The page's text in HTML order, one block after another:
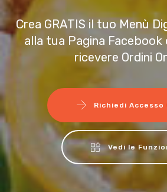
Crea GRATIS il tuo Menù
alla tua Pagina Facebook
ricevere Ordini
Richiedi Accesso
Vedi le